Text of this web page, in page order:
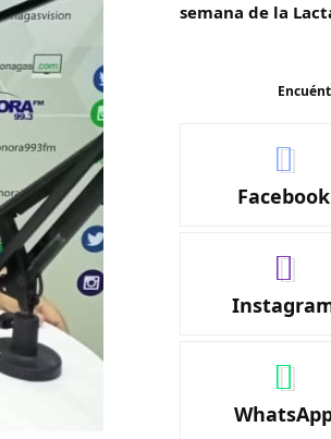
semana de la
Facebook